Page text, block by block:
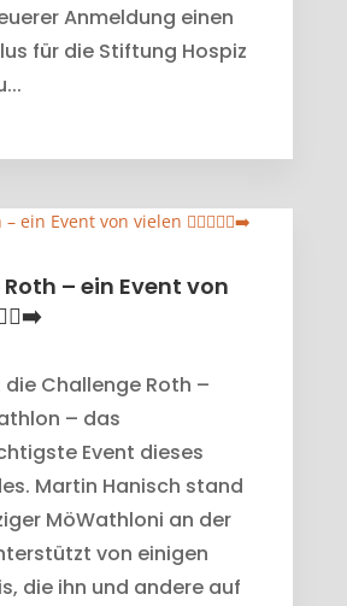
Anmeldung einen
für die Stiftung Hospiz
– ein Event von
Challenge Roth –
– das
Event dieses
Martin Hanisch stand
MöWathloni an der
von einigen
die ihn und andere auf